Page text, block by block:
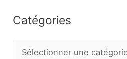
Catégories